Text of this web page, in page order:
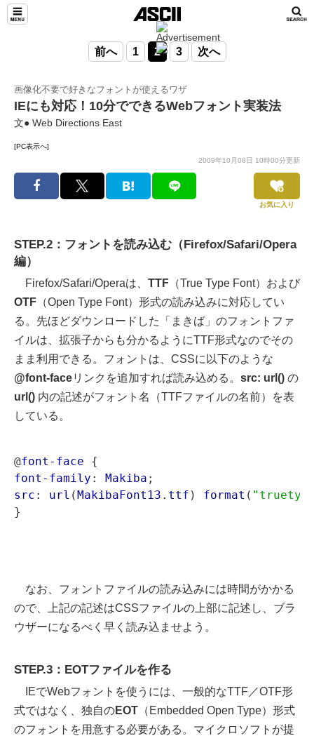
前へ 1 2 3 次へ
画像化不要で好きなフォントが使えるワザ
IEにも対応！10分でできるWebフォント実装法
文● Web Directions East
[PC表示へ]
2009年10月08日 10時00分更新
お気に入り
STEP.2：フォントを読み込む（Firefox/Safari/Opera
編）
Firefox/Safari/Operaは、 TTF （True Type Font）および
OTF （Open Type Font）形式の読み込みに対応してい
る。先ほどダウンロードした「まきば」のフォントファ
イルは、拡張子からも分かるようにTTF形式なのでその
まま利用できる。フォントは、CSSに以下のような
@font-faceリンクを追加すれば読み込める。 src: url() の
url() 内の記述がフォント名（TTFファイルの名前）を表
している。
@font-face
font-family : Makiba
src : url (MakibaFont13 . ttf ) format (
なお、フォントファイルの読み込みには時間がかかる
ので、上記の記述はCSSファイルの上部に記述し、ブラ
ウザーになるべく早く読み込ませよう。
STEP.3：EOTファイルを作る
IEでWebフォントを使うには、一般的なTTF／OTF形
式ではなく、独自のEOT （Embedded Open Type）形式
のフォントを用意する必要がある。マイクロソフトが提